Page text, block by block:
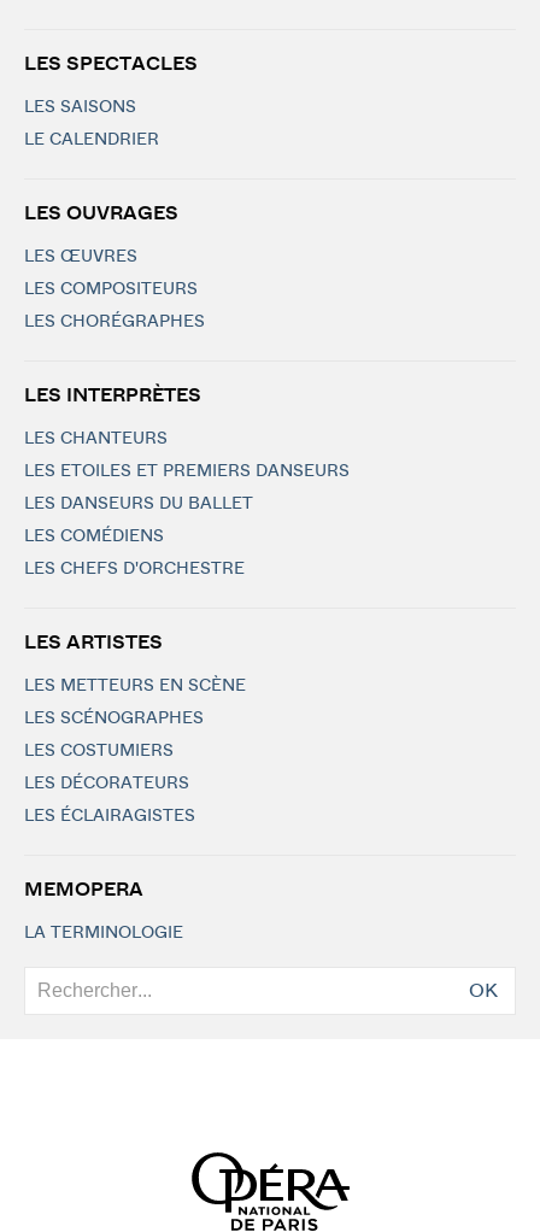
LES SPECTACLES
LES SAISONS
LE CALENDRIER
LES OUVRAGES
LES ŒUVRES
LES COMPOSITEURS
LES CHORÉGRAPHES
LES INTERPRÈTES
LES CHANTEURS
LES ETOILES ET PREMIERS DANSEURS
LES DANSEURS DU BALLET
LES COMÉDIENS
LES CHEFS D'ORCHESTRE
LES ARTISTES
LES METTEURS EN SCÈNE
LES SCÉNOGRAPHES
LES COSTUMIERS
LES DÉCORATEURS
LES ÉCLAIRAGISTES
MEMOPERA
LA TERMINOLOGIE
OK